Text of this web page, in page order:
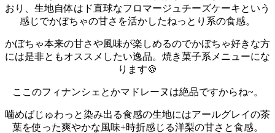
おり、生地自体はド直球なフロマージュチーズケーキという
感じでかぼちゃの甘さを活かしたねっとり系の食感。
かぼちゃ本来の甘さや風味が楽しめるのでかぼちゃ好きな方
には是非ともオススメしたい逸品。 焼き菓子系メニューにな
ります🍪
ここのフィナンシェとかマドレーヌは絶品ですからね~。
噛めばじゅわっと染み出る食感の生地にはアールグレイの茶
葉を使った爽やかな風味+時折感じる洋梨の甘さと食感。